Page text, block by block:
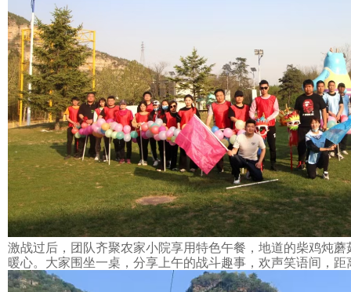
激战过后，团队齐聚农家小院享用特色午餐 ， 地道的柴鸡炖蘑
暖心。大家围坐一桌，分享上午的战斗趣事，欢声笑语间，